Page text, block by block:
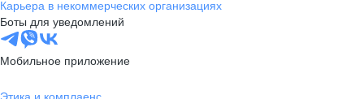
Карьера в некоммерческих организациях
Боты для уведомлений
Мобильное приложение